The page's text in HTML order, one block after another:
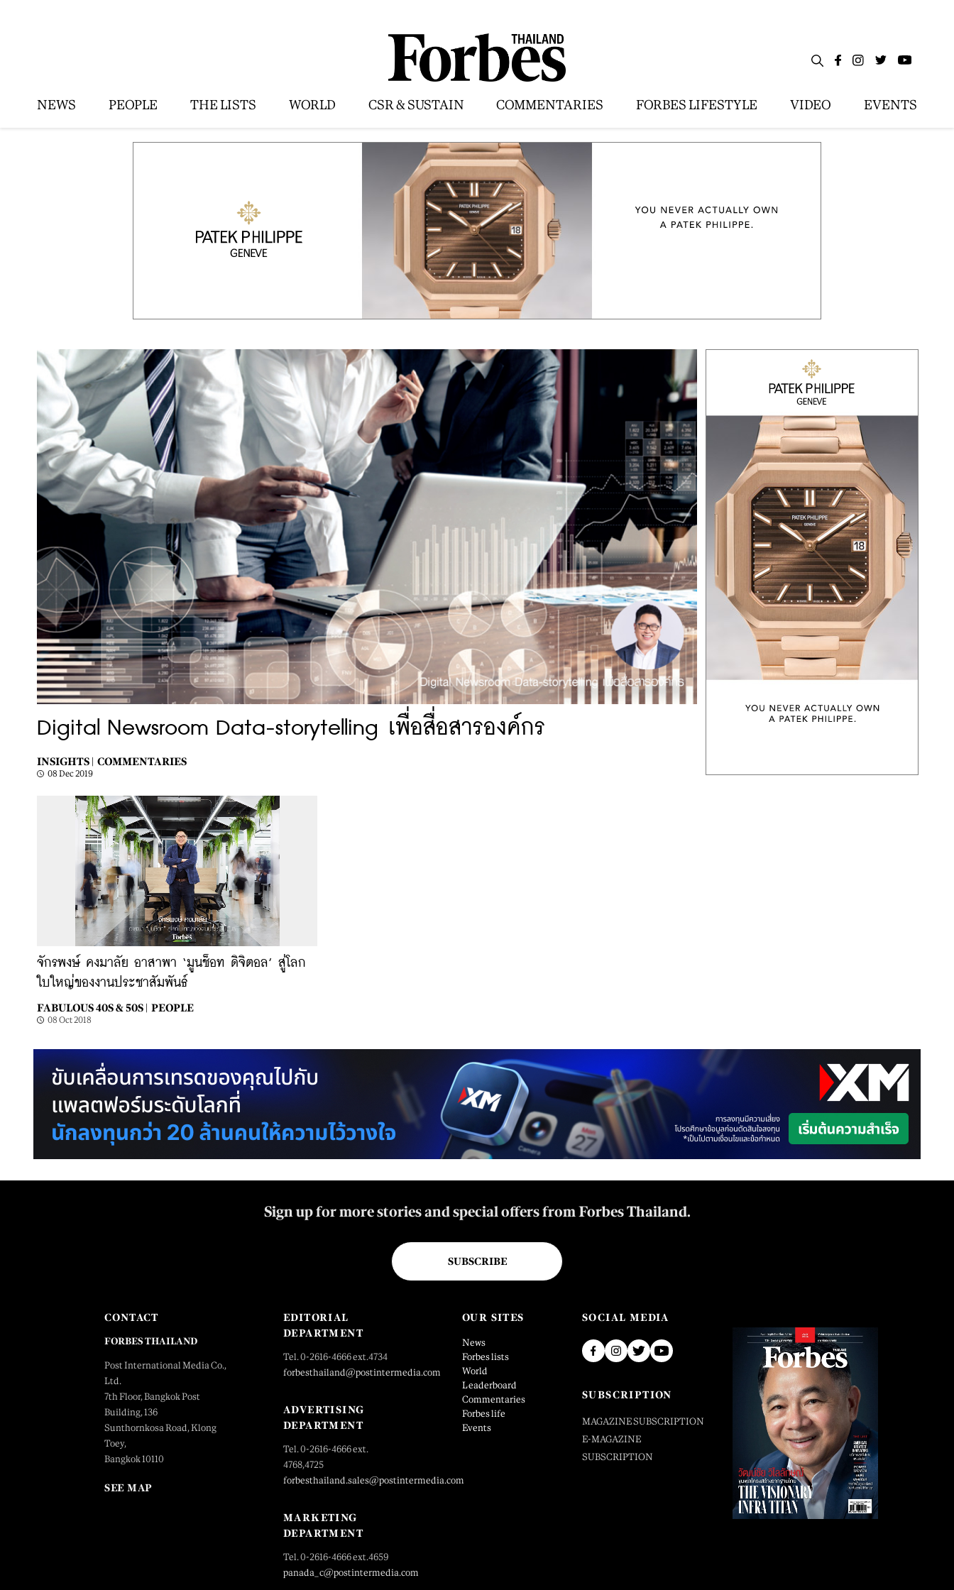
NEWS PEOPLE THE LISTS WORLD CSR & SUSTAIN COMMENTARIES FORBES LIFESTYLE VIDEO EVENTS
Digital Newsroom Data-storytelling เพื่อสื่อสารองค์กร
INSIGHTS | COMMENTARIES
08 Dec 2019
จักรพงษ์ คงมาลัย อาสาพา ‘มูนช็อท ดิจิตอล’ สู่โลก
ใบใหญ่ของงานประชาสัมพันธ์
FABULOUS 40S & 50S | PEOPLE
08 Oct 2018
Sign up for more stories and special offers from Forbes Thailand.
SUBSCRIBE
CONTACT
FORBES THAILAND
Post International Media Co.,
Ltd.
7th Floor, Bangkok Post
Building, 136
Sunthornkosa Road, Klong
Toey,
Bangkok 10110
SEE MAP
EDITORIAL
DEPARTMENT
Tel. 0-2616-4666 ext.4734
forbesthailand@postintermedia.com
ADVERTISING
DEPARTMENT
Tel. 0-2616-4666 ext.
4768,4725
forbesthailand.sales@postintermedia.com
MARKETING
DEPARTMENT
Tel. 0-2616-4666 ext.4659
panada_c@postintermedia.com
OUR SITES
News
Forbes lists
World
Leaderboard
Commentaries
Forbes life
Events
SOCIAL MEDIA
SUBSCRIPTION
MAGAZINE SUBSCRIPTION
E-MAGAZINE
SUBSCRIPTION